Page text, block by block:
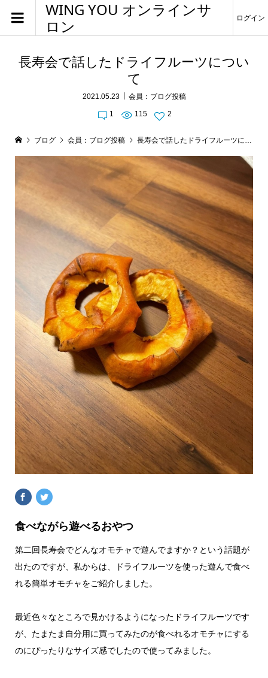
WING YOU オンラインサ
ロン
ログイン
長寿会で話したドライフルーツについ
て
2021.05.23 会員：ブログ投稿
1 115 2
ブログ 会員：ブログ投稿 長寿会で話したドライフルーツについて
食べながら遊べるおやつ
第二回長寿会でどんなオモチャで遊んでますか？という話題が
出たのですが、私からは、ドライフルーツを使った遊んで食べ
れる簡単オモチャをご紹介しました。
最近色々なところで見かけるようになったドライフルーツです
が、たまたま自分用に買ってみたのが食べれるオモチャにする
のにぴったりなサイズ感でしたので使ってみました。